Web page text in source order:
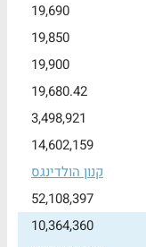
19,690
19,850
19,900
19,680.42
3,498,921
14,602,159
קנון הולדינגס
52,108,397
10,364,360